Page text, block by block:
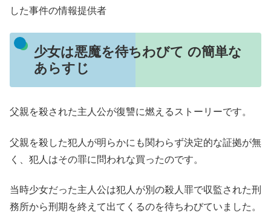
した事件の情報提供者
少女は悪魔を待ちわびて の簡単な
あらすじ
父親を殺された主人公が復讐に燃えるストーリーです。
父親を殺した犯人が明らかにも関わらず決定的な証拠が無
く、犯人はその罪に問われな買ったのです。
当時少女だった主人公は犯人が別の殺人罪で収監された刑
務所から刑期を終えて出てくるのを待ちわびていました。